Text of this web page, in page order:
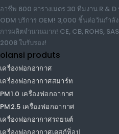
ไฮโดรเจน, เครื่องกรองน้ำ ฯลฯ ผลิต
12 ปีตั้งแต่ปี 2009 ในกวางโจว, จีน โร
กรองของตัวเองโรงงานแม่พิมพ์ของตัวเ
ปฏิบัติการมืออาชีพ 600 ตารางเมตร 30
prfessional ใน ODM บริการ OEM!
การทดสอบอายุสำหรับการผลิตจำนวนม
CCC อนุมัติ & ISO 9001: 2008 ใบรับร
olansi produts